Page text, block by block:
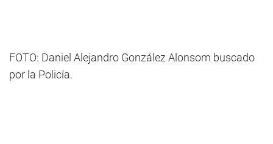
FOTO: Daniel Alejandro González Alonsom buscado
por la Policía.